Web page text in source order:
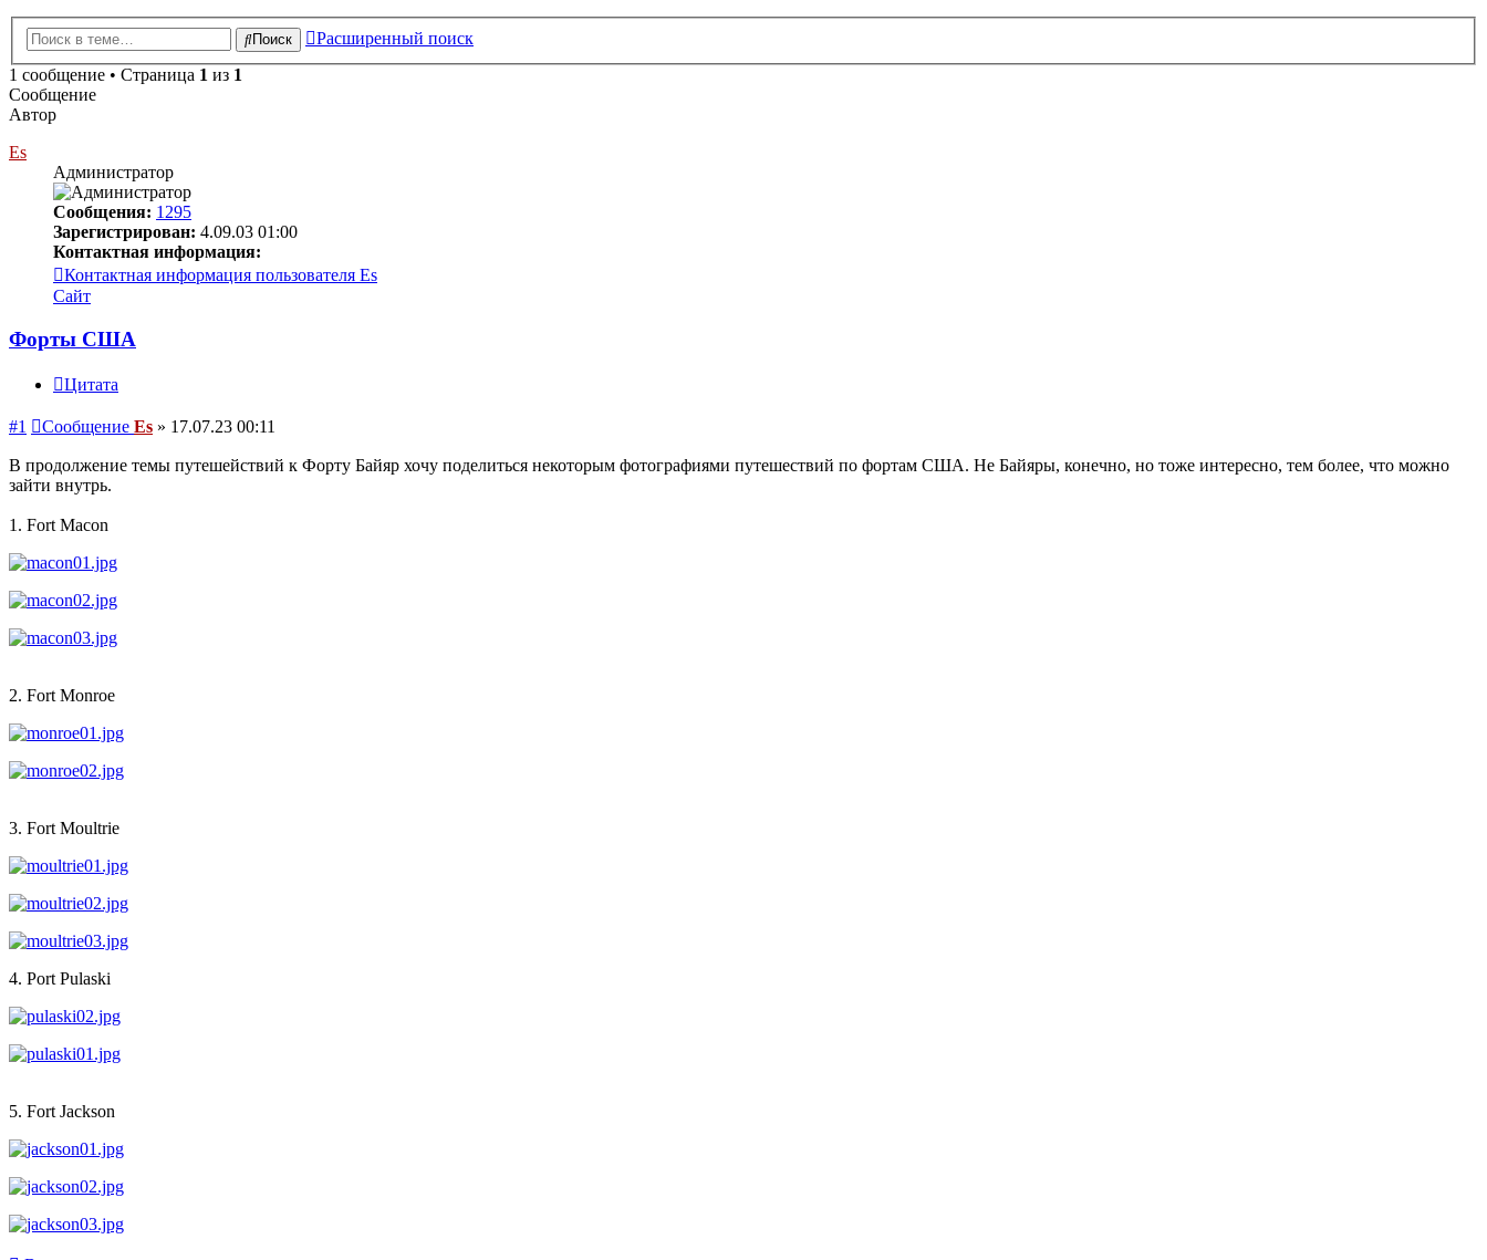
Поиск
Расширенный поиск
1 сообщение • Страница 1 из 1
Сообщение
Автор
Es
Администратор
Сообщения: 1295
Зарегистрирован: 4.09.03 01:00
Контактная информация:
Контактная информация пользователя Es
Сайт
Форты США
Цитата
#1 Сообщение Es » 17.07.23 00:11
В продолжение темы путешействий к Форту Байяр хочу поделиться некоторым фотографиями путешествий по фортам США. Не Байяры, конечно, но тоже интересно, тем более, что можно
зайти внутрь.
1. Fort Macon
2. Fort Monroe
3. Fort Moultrie
4. Port Pulaski
5. Fort Jackson